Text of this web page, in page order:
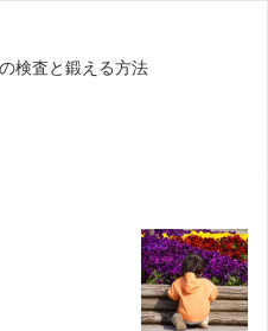
検査と鍛える方法